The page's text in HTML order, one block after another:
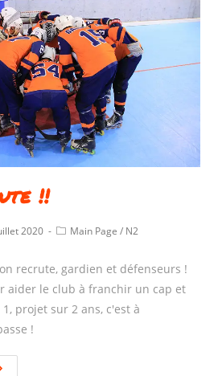
!!
2020 Main Page / N2
recrute, gardien et défenseurs !
aider le club à franchir un cap et
projet sur 2 ans, c'est à
!